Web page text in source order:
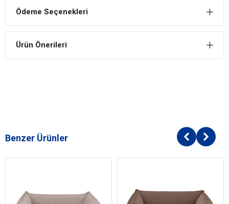
Temiz Kullanım
Ödeme Seçenekleri
Ürün Önerileri
Benzer Ürünler